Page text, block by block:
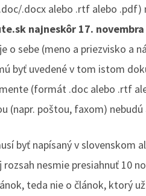
.docx alebo .rtf alebo .pdf)
najneskôr 17.
o sebe (meno a priezvisko a
byť uvedené v tom istom
(formát .doc alebo .rtf
(napr. poštou, faxom) nebudú
byť napísaný v slovenskom
rozsah nesmie presiahnuť 10
teda nie o článok, ktorý